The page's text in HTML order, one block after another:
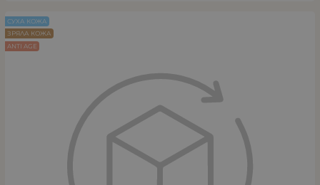
СУХА КОЖА
ЗРЯЛА КОЖА
ANTI AGE